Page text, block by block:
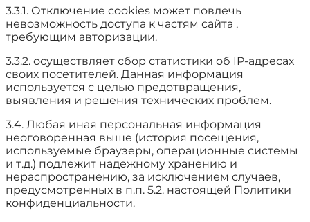
3.3.1. Отключение cookies может повлечь
невозможность доступа к частям сайта ,
требующим авторизации.
3.3.2. осуществляет сбор статистики об IP-адресах
своих посетителей. Данная информация
используется с целью предотвращения,
выявления и решения технических проблем.
3.4. Любая иная персональная информация
неоговоренная выше (история посещения,
используемые браузеры, операционные системы
и т.д.) подлежит надежному хранению и
нераспространению, за исключением случаев,
предусмотренных в п.п. 5.2. настоящей Политики
конфиденциальности.